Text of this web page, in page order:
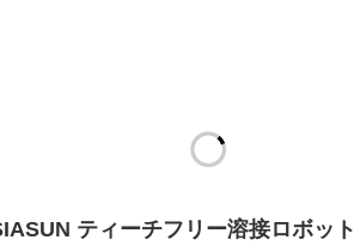
ティーチフリー溶接ロボット